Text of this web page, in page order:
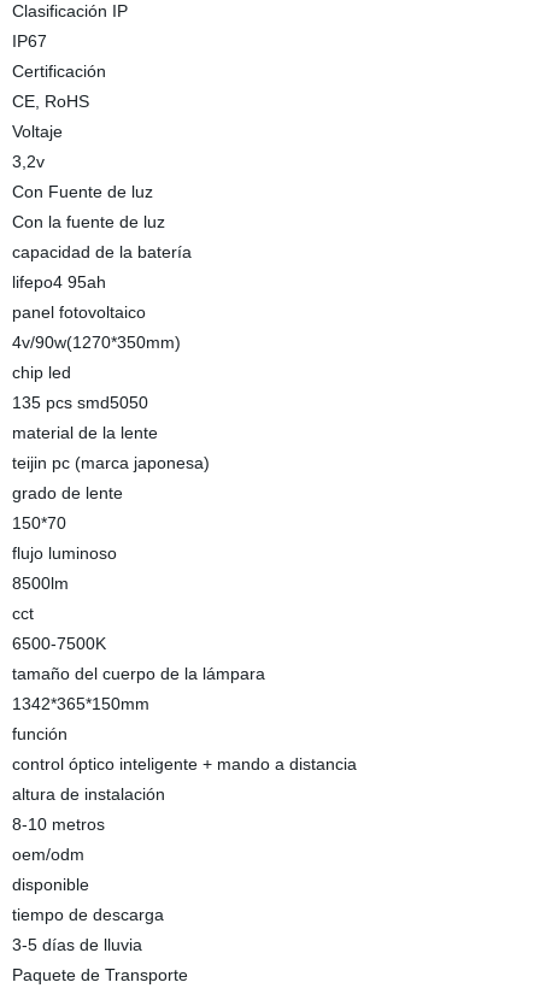
Clasificación IP
IP67
Certificación
CE, RoHS
Voltaje
3,2v
Con Fuente de luz
Con la fuente de luz
capacidad de la batería
lifepo4 95ah
panel fotovoltaico
4v/90w(1270*350mm)
chip led
135 pcs smd5050
material de la lente
teijin pc (marca japonesa)
grado de lente
150*70
flujo luminoso
8500lm
cct
6500-7500K
tamaño del cuerpo de la lámpara
1342*365*150mm
función
control óptico inteligente + mando a distancia
altura de instalación
8-10 metros
oem/odm
disponible
tiempo de descarga
3-5 días de lluvia
Paquete de Transporte